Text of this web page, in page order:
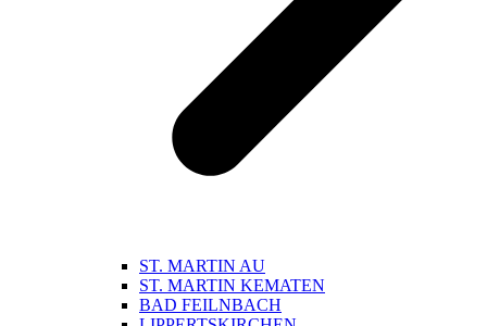
ST. MARTIN AU
ST. MARTIN KEMATEN
BAD FEILNBACH